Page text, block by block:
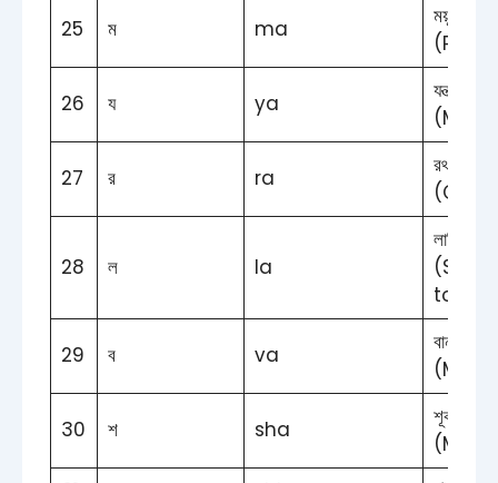
25 ম ma
ময়ূর
26 য ya
যন্ত্র
27 র ra
রথ
28 ল la
লাটিম
top)
29 ব va
বানর
30 শ sha
শূকর